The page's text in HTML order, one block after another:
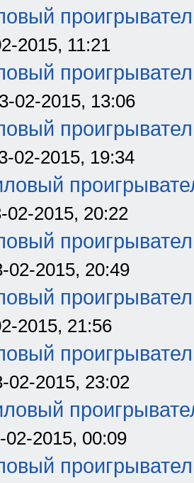
2015, 11:21
02-2015, 13:06
02-2015, 19:34
02-2015, 20:22
02-2015, 20:49
2015, 21:56
02-2015, 23:02
02-2015, 00:09